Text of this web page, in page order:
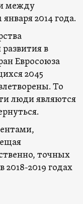
между
2014 года.
в
Евросоюза
2045
То
люди являются
точных
2019 годах